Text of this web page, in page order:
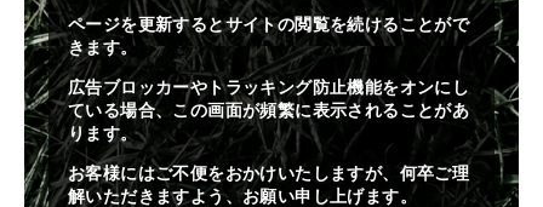
ページを更新するとサイトの閲覧を続けることがで
きます。
広告ブロッカーやトラッキング防止機能をオンにし
ている場合、この画面が頻繁に表示されることがあ
ります。
お客様にはご不便をおかけいたしますが、何卒ご理
解いただきますよう、お願い申し上げます。